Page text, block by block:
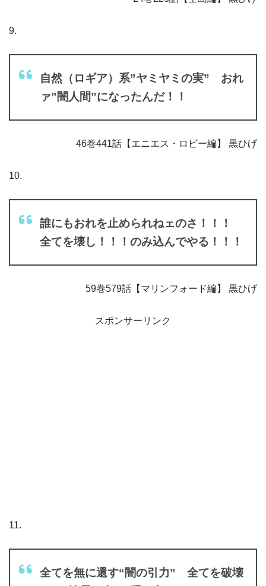
9.
自然（ロギア）系”ヤミヤミの実” おれ
ァ”闇人間”になったんだ！！
46巻441話【エニエス・ロビー編】 黒ひげ
10.
誰にもおれを止められねェのさ！！！
全てを壊し！！！のみ込んでやる！！！
59巻579話【マリンフォード編】 黒ひげ
スポンサーリンク
11.
全てを無に還す“闇の引力” 全てを破壊